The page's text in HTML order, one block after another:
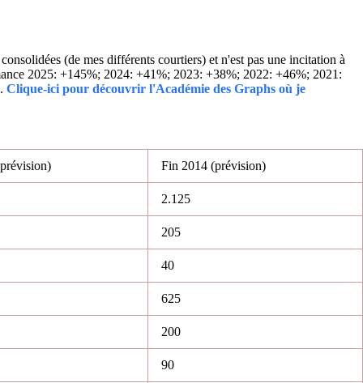
(de mes différents courtiers) et n'est pas une incitation à
2025: +145%; 2024: +41%; 2023: +38%; 2022: +46%; 2021:
Clique-ici pour découvrir l'Académie des Graphs où je
Fin 2014 (prévision)
2.125
205
40
625
200
90